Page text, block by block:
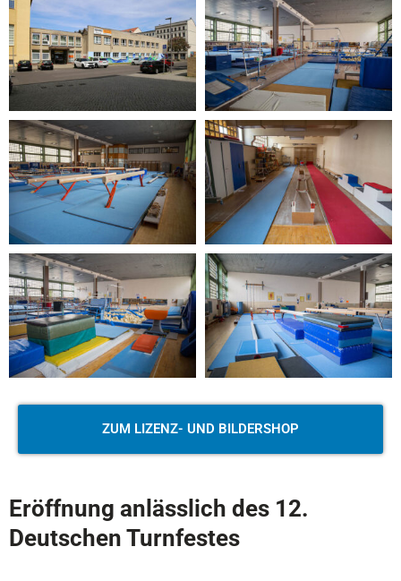
ZUM LIZENZ- UND BILDERSHOP
Eröffnung anlässlich des 12.
Deutschen Turnfestes